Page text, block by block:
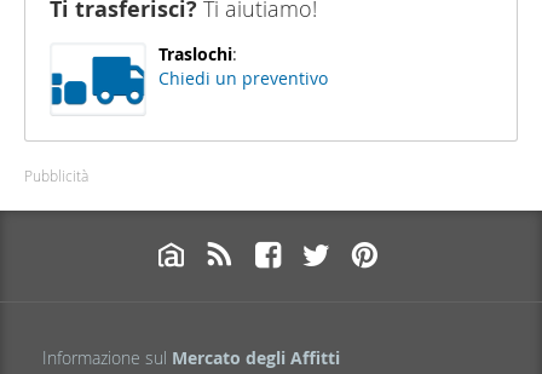
Ti trasferisci? Ti aiutiamo!
Traslochi:
Chiedi un preventivo
Pubblicità
Informazione sul Mercato degli Affitti